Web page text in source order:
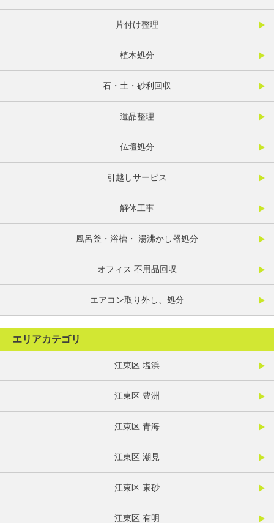
片付け整理
植木処分
石・土・砂利回収
遺品整理
仏壇処分
引越しサービス
解体工事
風呂釜・浴槽・ 湯沸かし器処分
オフィス 不用品回収
エアコン取り外し、処分
エリアカテゴリ
江東区 塩浜
江東区 豊洲
江東区 青海
江東区 潮見
江東区 東砂
江東区 有明